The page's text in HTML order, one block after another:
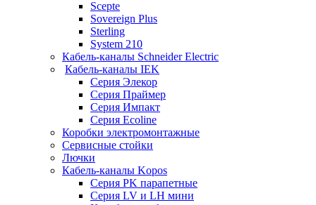
Scepte
Sovereign Plus
Sterling
System 210
Кабель-каналы Schneider Electric
Кабель-каналы IEK
Серия Элекор
Серия Праймер
Серия Импакт
Серия Ecoline
Коробки электромонтажные
Сервисные стойки
Лючки
Кабель-каналы Kopos
Серия PK парапетные
Серия LV и LH мини